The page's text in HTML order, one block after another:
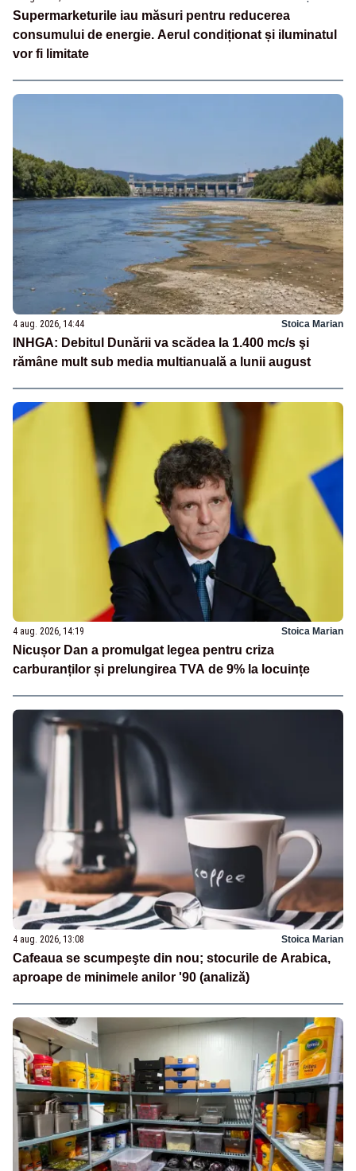
Supermarketurile iau măsuri pentru reducerea
consumului de energie. Aerul condiționat și iluminatul
vor fi limitate
4 aug. 2026, 14:44 Stoica Marian
INHGA: Debitul Dunării va scădea la 1.400 mc/s şi
rămâne mult sub media multianuală a lunii august
4 aug. 2026, 14:19 Stoica Marian
Nicușor Dan a promulgat legea pentru criza
carburanților și prelungirea TVA de 9% la locuințe
4 aug. 2026, 13:08 Stoica Marian
Cafeaua se scumpeşte din nou; stocurile de Arabica,
aproape de minimele anilor '90 (analiză)